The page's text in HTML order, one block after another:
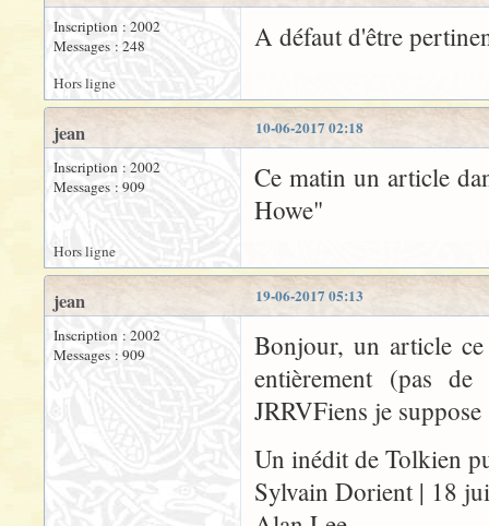
Inscription : 2002
Messages : 248
A défaut d'être
Hors ligne
10-06-2017 02:18
jean
Inscription : 2002
Messages : 909
Ce matin un article
Howe"
Hors ligne
19-06-2017 05:13
jean
Inscription : 2002
Messages : 909
Bonjour, un article
entièrement (pas
JRRVFiens je suppose
Un inédit de Tolkien
Sylvain Dorient | 18